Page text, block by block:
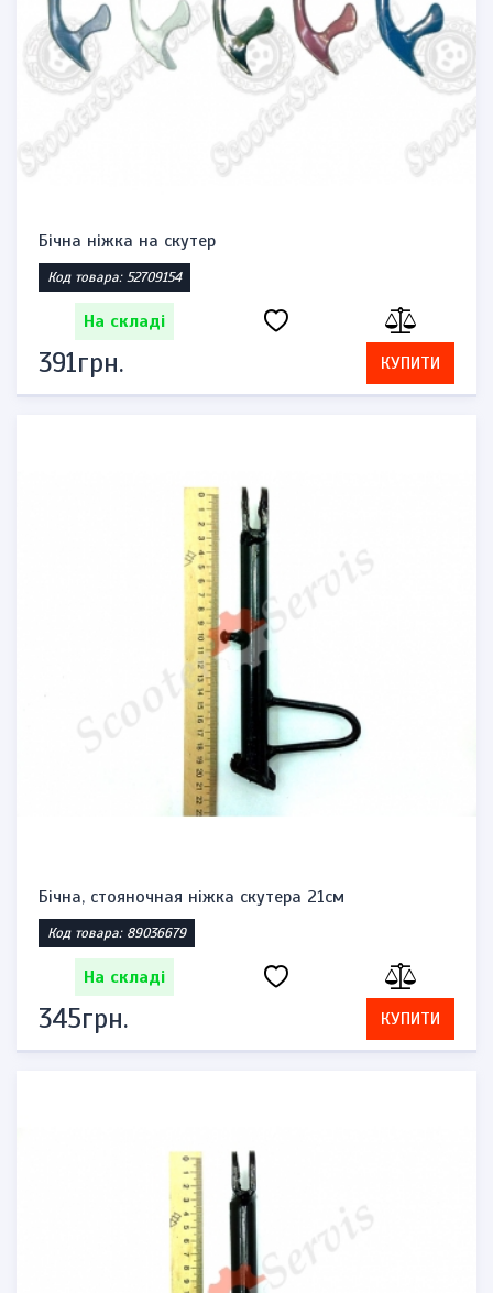
Бічна ніжка на скутер
Код товара: 52709154
На складі
391грн. КУПИТИ
Бічна, стояночная ніжка скутера 21см
Код товара: 89036679
На складі
345грн. КУПИТИ